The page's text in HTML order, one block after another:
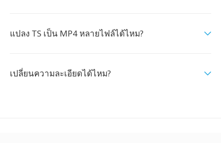
แปลง TS เป็น MP4 หลายไฟล์ได้ไหม?
เปลี่ยนความละเอียดได้ไหม?